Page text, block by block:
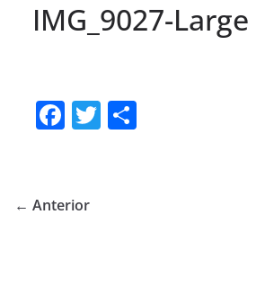
IMG_9027-Large
F
e
T
← Anterior